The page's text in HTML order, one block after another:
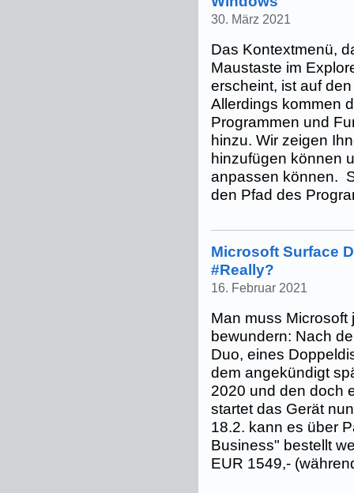
30. März 2021
Das Kontextmenü,
Maustaste im
erscheint, ist auf
Allerdings kommen
Programmen und
hinzu. Wir zeigen
hinzufügen können
anpassen können.
den Pfad des
Microsoft Surface
#Really?
16. Februar 2021
Man muss
bewundern: Nach
Duo, eines
dem angekündigt
2020 und den doch
startet das Gerät
18.2. kann es über
Business" bestellt
EUR 1549,-